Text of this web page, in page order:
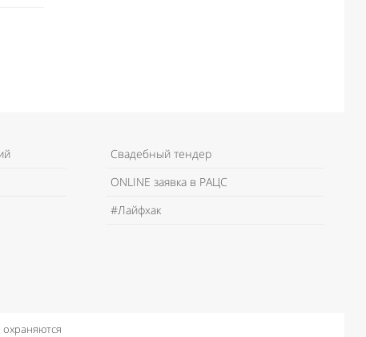
Свадебный тендер
ONLINE заявка в РАЦС
#Лайфхак